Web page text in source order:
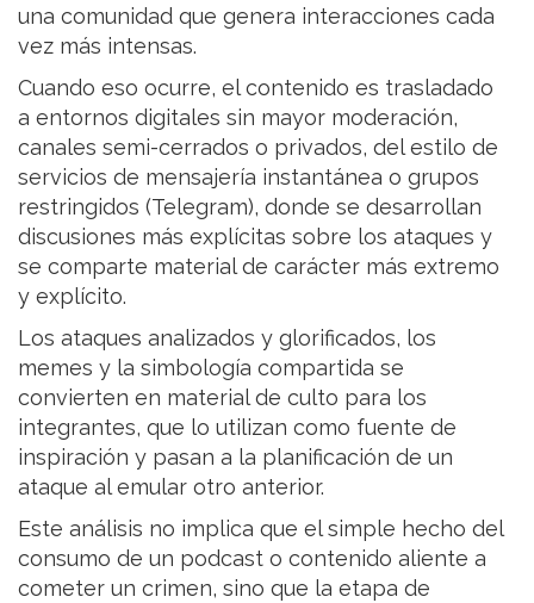
una comunidad que genera interacciones cada
vez más intensas.
Cuando eso ocurre, el contenido es trasladado
a entornos digitales sin mayor moderación,
canales semi-cerrados o privados, del estilo de
servicios de mensajería instantánea o grupos
restringidos (Telegram), donde se desarrollan
discusiones más explícitas sobre los ataques y
se comparte material de carácter más extremo
y explícito.
Los ataques analizados y glorificados, los
memes y la simbología compartida se
convierten en material de culto para los
integrantes, que lo utilizan como fuente de
inspiración y pasan a la planificación de un
ataque al emular otro anterior.
Este análisis no implica que el simple hecho del
consumo de un podcast o contenido aliente a
cometer un crimen, sino que la etapa de